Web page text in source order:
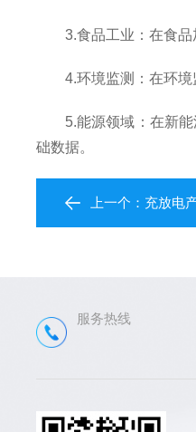
3.食品工业：在食品加
4.环境监测：在环境监
5.能源领域：在新能源
础数据。
上一个： 充放电
服务热线